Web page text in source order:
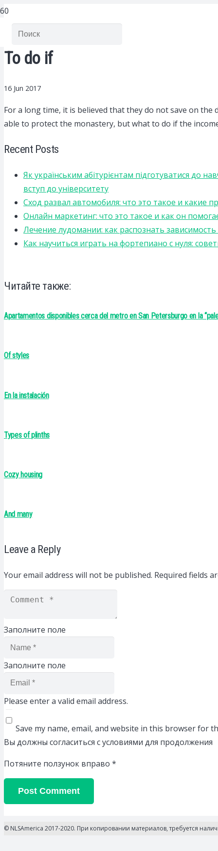
To do if
16 Jun 2017
For a long time, it is believed that they do not save on the
able to protect the monastery, but what to do if the
Recent Posts
Як українським абітурієнтам підготуватися до
вступ до університету
Сход развал автомобиля: что это такое и какие
Онлайн маркетинг: что это такое и как он
Лечение лудомании: как распознать
Как научиться играть на фортепиано с нуля:
Читайте также:
Apartamentos disponibles cerca del metro en San Petersburgo en la
Of styles
En la instalación
Types of plinths
Cozy housing
And many
Leave a Reply
Your email address will not be published. Required fields
Заполните поле
Заполните поле
Please enter a valid email address.
Save my name, email, and website in this browser for
Вы должны согласиться с условиями для продолжения
Потяните ползунок вправо *
Post Comment
© NLSAmerica 2017-2020. При копировании материалов, требуется